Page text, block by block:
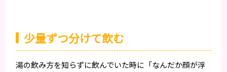
少量ずつ分けて飲む
湯の飲み方を知らずに飲んでいた時に「なんだか顔が浮